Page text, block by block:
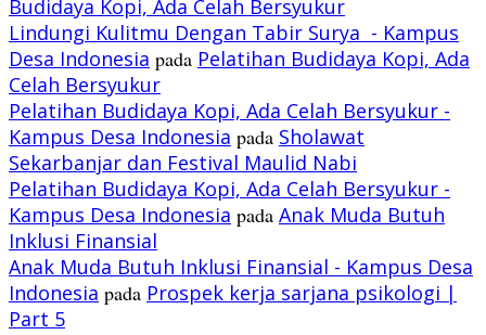
Budidaya Kopi, Ada Celah Bersyukur
Lindungi Kulitmu Dengan Tabir Surya - Kampus
Desa Indonesia pada Pelatihan Budidaya Kopi, Ada
Celah Bersyukur
Pelatihan Budidaya Kopi, Ada Celah Bersyukur -
Kampus Desa Indonesia pada Sholawat
Sekarbanjar dan Festival Maulid Nabi
Pelatihan Budidaya Kopi, Ada Celah Bersyukur -
Kampus Desa Indonesia pada Anak Muda Butuh
Inklusi Finansial
Anak Muda Butuh Inklusi Finansial - Kampus Desa
Indonesia pada Prospek kerja sarjana psikologi |
Part 5